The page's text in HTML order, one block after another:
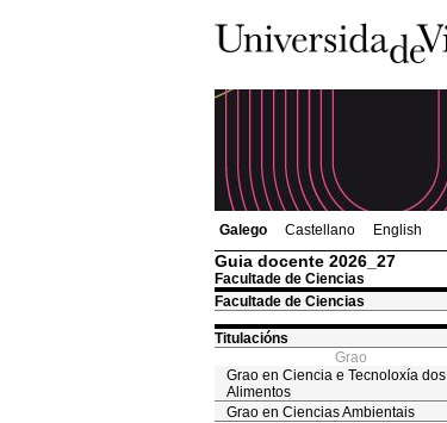
Galego Castellano English
Guia docente 2026_27
Facultade de Ciencias
Facultade de Ciencias
Titulacións
Grao
Grao en Ciencia e Tecnoloxía dos
Alimentos
Grao en Ciencias Ambientais